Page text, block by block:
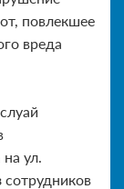
повлекшее
вреда
ул.